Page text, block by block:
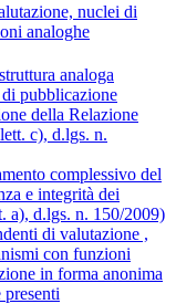
nuclei di
analoghe
analoga
pubblicazione
della Relazione
c), d.lgs. n.
complessivo del
e integrità dei
a), d.lgs. n. 150/2009)
di valutazione ,
con funzioni
in forma anonima